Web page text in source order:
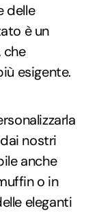
delle
è un
che
esigente.
nostri
anche
o in
eleganti